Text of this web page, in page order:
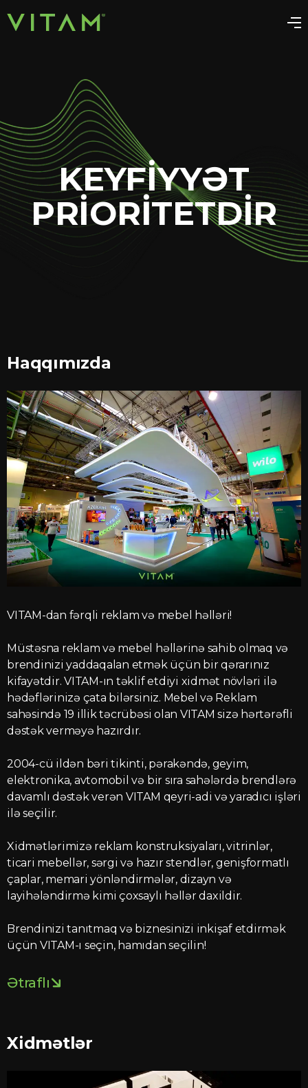
KEYFİYYƏT
PRİORİTETDİR
Haqqımızda
VITAM-dan fərqli reklam və mebel həlləri!
Müstəsna reklam və mebel həllərinə sahib olmaq və
brendinizi yaddaqalan etmək üçün bir qərarınız
kifayətdir. VITAM-ın təklif etdiyi xidmət növləri ilə
hədəflərinizə çata bilərsiniz. Mebel və Reklam
sahəsində 19 illik təcrübəsi olan VITAM sizə hərtərəfli
dəstək verməyə hazırdır.
2004-cü ildən bəri tikinti, pərakəndə, geyim,
elektronika, avtomobil və bir sıra sahələrdə brendlərə
davamlı dəstək verən VITAM qeyri-adi və yaradıcı işləri
ilə seçilir.
Xidmətlərimizə reklam konstruksiyaları, vitrinlər,
ticari mebellər, sərgi və hazır stendlər, genişformatlı
çaplar, memari yönləndirmələr, dizayn və
layihələndirmə kimi çoxsaylı həllər daxildir.
Brendinizi tanıtmaq və biznesinizi inkişaf etdirmək
üçün VITAM-ı seçin, hamıdan seçilin!
Ətraflı
Xidmətlər